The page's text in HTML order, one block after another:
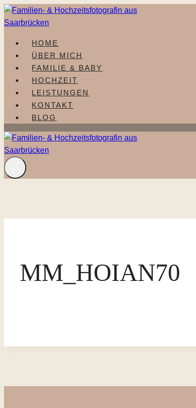
Zum
Inhalt
HOME
ÜBER MICH
FAMILIE & BABY
HOCHZEIT
LEISTUNGEN
KONTAKT
BLOG
MM_HOIAN70